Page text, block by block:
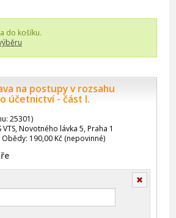
do košíku.
na postupy v rozsahu
účetnictví - část I.
25301)
Novotného lávka 5, Praha 1
190,00 Kč (nepovinné)